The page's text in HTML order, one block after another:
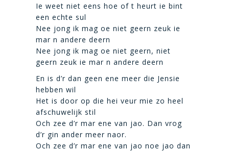
Ie weet niet eens hoe of t heurt ie bint
een echte sul
Nee jong ik mag oe niet geern zeuk ie
mar n andere deern
Nee jong ik mag oe niet geern, niet
geern zeuk ie mar n andere deern
En is d’r dan geen ene meer die Jensie
hebben wil
Het is door op die hei veur mie zo heel
afschuwelijk stil
Och zee d’r mar ene van jao. Dan vrog
d’r gin ander meer naor.
Och zee d’r mar ene van jao noe jao dan